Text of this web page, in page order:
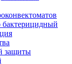
бактерицидный
защиты